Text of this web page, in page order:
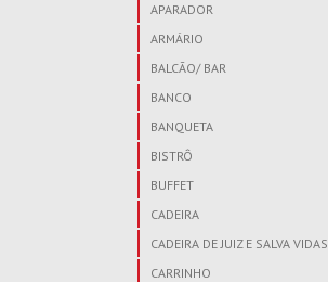
APARADOR
ARMÁRIO
BALCÃO/ BAR
BANCO
BANQUETA
BISTRÔ
BUFFET
CADEIRA
CADEIRA DE JUIZ E SALVA VIDAS
CARRINHO